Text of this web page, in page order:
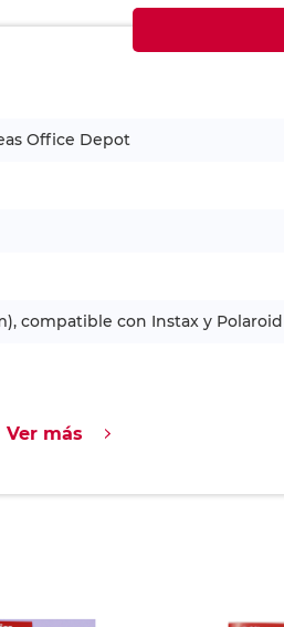
Office Depot
compatible con Instax y Polaroid
Ver más